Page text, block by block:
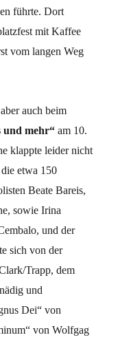
führte. Dort
mit Kaffee
vom langen Weg
auch beim
und mehr“ am 10.
klappte leider nicht
etwa 150
Beate Bareis,
sowie Irina
und der
sich von der
Trapp, dem
und
Dei“ von
von Wolfgag